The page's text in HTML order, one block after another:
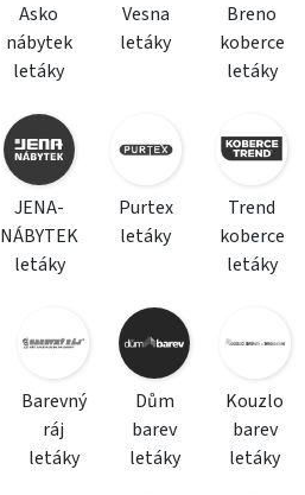
Asko
nábytek
letáky
Vesna
letáky
Breno
koberce
letáky
JENA-
NÁBYTEK
letáky
Purtex
letáky
Trend
koberce
letáky
Barevný
ráj
letáky
Dům
barev
letáky
Kouzlo
barev
letáky